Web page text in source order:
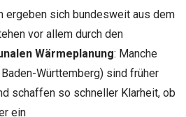
ergeben sich bundesweit aus dem
vor allem durch den
Wärmeplanung: Manche
Württemberg) sind früher
schaffen so schneller Klarheit, ob
ein